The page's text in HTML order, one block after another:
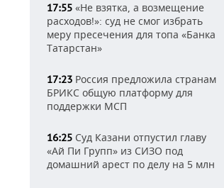
17:55 «Не взятка, а возмещение
расходов!»: суд не смог избрать
меру пресечения для топа «Банка
Татарстан»
17:23 Россия предложила странам
БРИКС общую платформу для
поддержки МСП
16:25 Суд Казани отпустил главу
«Ай Пи Групп» из СИЗО под
домашний арест по делу на 5 млн